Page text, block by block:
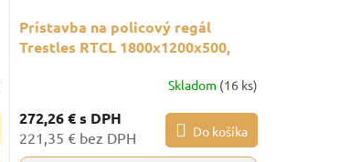
Prístavba na policový regál
Trestles RTCL 1800x1200x500,
Skladom (16 ks)
272,26 €s DPH
221,35 € bez DPH Do košíka